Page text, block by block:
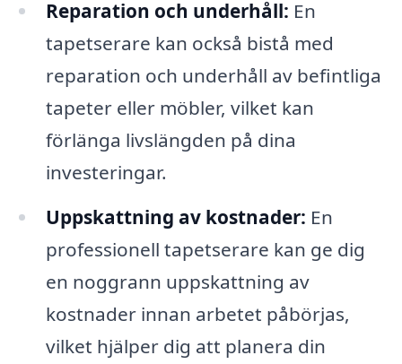
Reparation och underhåll: En
tapetserare kan också bistå med
reparation och underhåll av befintliga
tapeter eller möbler, vilket kan
förlänga livslängden på dina
investeringar.
Uppskattning av kostnader: En
professionell tapetserare kan ge dig
en noggrann uppskattning av
kostnader innan arbetet påbörjas,
vilket hjälper dig att planera din